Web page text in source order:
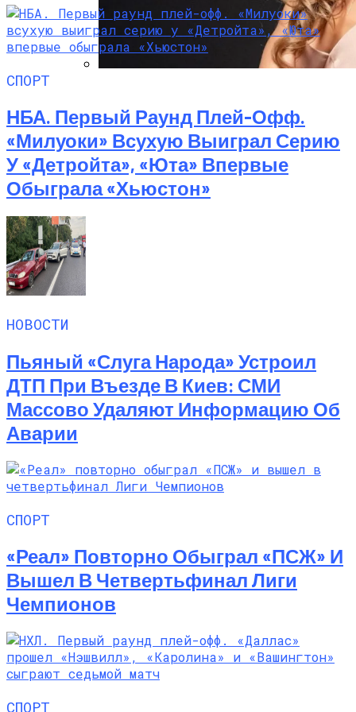
Танцевальный Мастер-Класс На Пляже
В Турции
СПОРТ
НБА. Первый Раунд Плей-Офф.
«Милуоки» Всухую Выиграл Серию
У «Детройта», «Юта» Впервые
Обыграла «Хьюстон»
НОВОСТИ
Пьяный «слуга Народа» Устроил
ДТП При Въезде В Киев: СМИ
Массово Удаляют Информацию Об
Аварии
СПОРТ
«Реал» Повторно Обыграл «ПСЖ» И
Вышел В Четвертьфинал Лиги
Чемпионов
СПОРТ